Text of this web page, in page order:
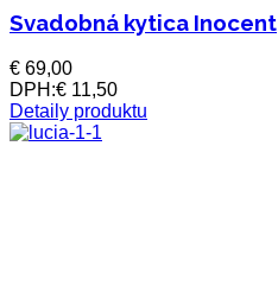
Svadobná kytica Inocent
€ 69,00
DPH:€ 11,50
Detaily produktu